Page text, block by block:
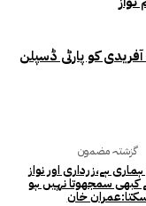
کو پارٹی ڈسپلن
گزشتہ مضمون
ہے،زرداری اور نواز
سمجھوتا نہیں ہو
خان